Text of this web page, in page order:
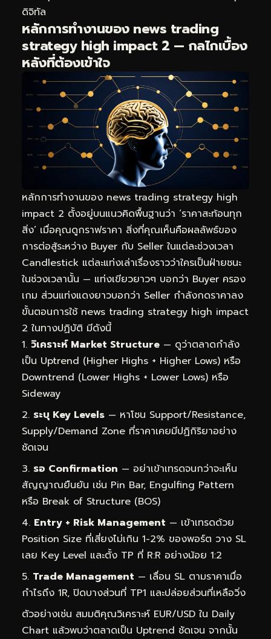
ดิจิทัล
หลักการทำงานของ news trading
strategy high impact 2 — กลไกเบื้อง
หลังที่ต้องเข้าใจ
หลักการทำงานของ news trading strategy high
impact 2 ตั้งอยู่บนแนวคิดพื้นฐานว่า ‘ราคาสะท้อนทุก
สิ่ง’ เมื่อคุณดูกราฟราคา สิ่งที่คุณเห็นคือผลลัพธ์ของ
การต่อสู้ระหว่าง Buyer กับ Seller ในแต่ละช่วงเวลา
Candlestick แต่ละแท่งเล่าเรื่องราวว่าใครเป็นฝ่ายชนะ
ในช่วงเวลานั้น — แท่งเขียวยาวๆ บอกว่า Buyer ครอง
เกม ส่วนแท่งแดงยาวบอกว่า Seller กำลังกดราคาลง
ขั้นตอนการใช้ news trading strategy high impact
2 ในทางปฏิบัติ มีดังนี้
วิเคราะห์ Market Structure — ดูว่าตลาดกำลัง
เป็น Uptrend (Higher Highs + Higher Lows) หรือ
Downtrend (Lower Highs + Lower Lows) หรือ
Sideway
ระบุ Key Levels — หาโซน Support/Resistance,
Supply/Demand Zone ที่ราคาเคยมีปฏิกิริยาอย่าง
ชัดเจน
รอ Confirmation — อย่าเข้าเทรดจนกว่าจะเห็น
สัญญาณยืนยัน เช่น Pin Bar, Engulfing Pattern
หรือ Break of Structure (BOS)
Entry + Risk Management — เข้าเทรดด้วย
Position Size ที่เสี่ยงไม่เกิน 1-2% ของพอร์ต วาง SL
เลย Key Level และตั้ง TP ที่ R:R อย่างน้อย 1:2
Trade Management — เลื่อน SL ตามราคาเมื่อ
กำไรถึง 1R, ปิดบางส่วนที่ TP1 และปล่อยส่วนที่เหลือวิ่ง
ตัวอย่างเช่น สมมติคุณวิเคราะห์ EUR/USD ใน Daily
Chart แล้วพบว่าตลาดเป็น Uptrend ชัดเจน จากนั้น